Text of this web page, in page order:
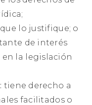
lo justifique; o
de interés
la legislación
tiene derecho a
facilitados o